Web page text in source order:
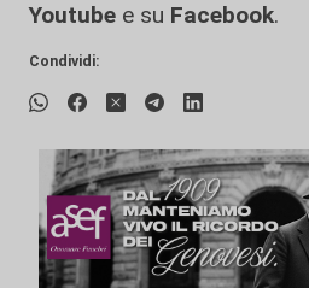
Youtube e su Facebook.
Condividi: